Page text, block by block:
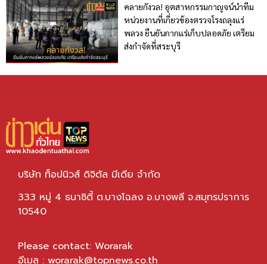
คลายกังวล! อุตสาหกรรมกาญจน์นำทีม
หน่วยงานที่เกี่ยวข้องตรวจโรงถลุงแร่
พลวง ยืนยันกากแร่เก็บปลอดภัย เตรียม
ส่งกำจัดที่สระบุรี
บริษัท ท็อปนิวส์ ดิจิตัล มีเดีย จำกัด
333 หมู่ 4 ธนาซิตี้ ต.บางโฉลง อ.บางพลี จ.สมุทรปราการ
10540
Please contact: Worarak
อีเมล : worarak@topnews.co.th